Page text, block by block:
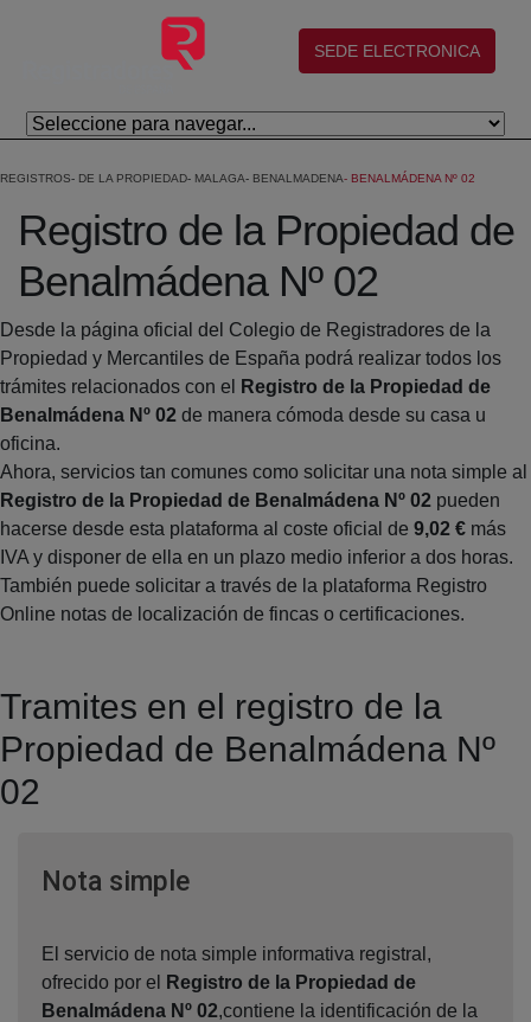
Skip to Main Content
(abre en nueva ventana)
SEDE ELECTRONICA
REGISTROS DE LA PROPIEDAD MALAGA BENALMADENA BENALMÁDENA Nº 02
Registro de la Propiedad de
Benalmádena Nº 02
Desde la página oficial del Colegio de Registradores de la
Propiedad y Mercantiles de España podrá realizar todos los
trámites relacionados con el
Registro de la Propiedad de
Benalmádena Nº 02 de manera cómoda desde su casa u
oficina.
Ahora, servicios tan comunes como solicitar una nota simple al
Registro de la Propiedad de Benalmádena Nº 02 pueden
hacerse desde esta plataforma al coste oficial de 9,02 € más
IVA y disponer de ella en un plazo medio inferior a dos horas.
También puede solicitar a través de la plataforma Registro
Online notas de localización de fincas o certificaciones.
Tramites en el registro de la
Propiedad de Benalmádena Nº
02
Nota simpleVentana nueva
El servicio de nota simple informativa registral,
ofrecido por el
Registro de la Propiedad de
Benalmádena Nº 02,contiene la identificación de la